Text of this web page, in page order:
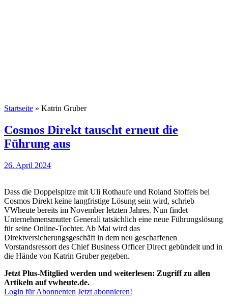
Startseite » Katrin Gruber
Cosmos Direkt tauscht erneut die
Führung aus
26. April 2024
Dass die Doppelspitze mit Uli Rothaufe und Roland Stoffels bei
Cosmos Direkt keine langfristige Lösung sein wird, schrieb
VWheute bereits im November letzten Jahres. Nun findet
Unternehmensmutter Generali tatsächlich eine neue Führungslösung
für seine Online-Tochter. Ab Mai wird das
Direktversicherungsgeschäft in dem neu geschaffenen
Vorstandsressort des Chief Business Officer Direct gebündelt und in
die Hände von Katrin Gruber gegeben.
Jetzt Plus-Mitglied werden und weiterlesen: Zugriff zu allen
Artikeln auf vwheute.de.
Login für Abonnenten Jetzt abonnieren!